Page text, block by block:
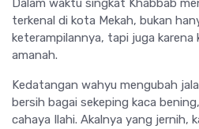
Dalam waktu singkat Khabbab
terkenal di kota Mekah, bukan
keterampilannya, tapi juga karena
amanah.
Kedatangan wahyu mengubah
bersih bagai sekeping kaca
cahaya Ilahi. Akalnya yang jernih,